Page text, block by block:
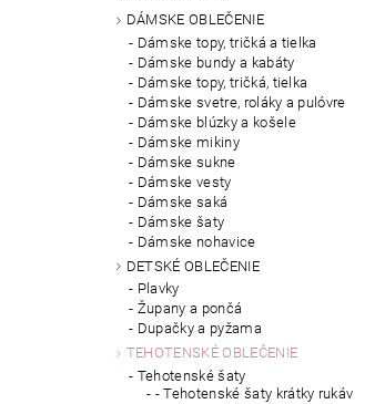
DÁMSKE OBLEČENIE
Dámske topy, tričká a tielka
Dámske bundy a kabáty
Dámske topy, tričká, tielka
Dámske svetre, roláky a pulóvre
Dámske blúzky a košele
Dámske mikiny
Dámske sukne
Dámske vesty
Dámske saká
Dámske šaty
Dámske nohavice
DETSKÉ OBLEČENIE
Plavky
Župany a pončá
Dupačky a pyžama
TEHOTENSKÉ OBLEČENIE
Tehotenské šaty
- Tehotenské šaty krátky rukáv